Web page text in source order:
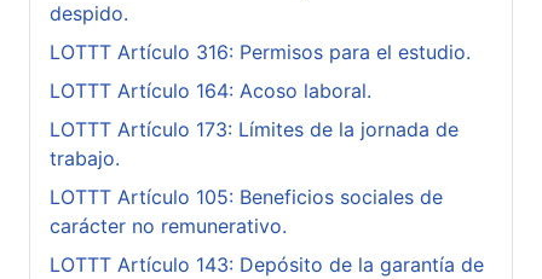
despido.
LOTTT Artículo 316: Permisos para el estudio.
LOTTT Artículo 164: Acoso laboral.
LOTTT Artículo 173: Límites de la jornada de
trabajo.
LOTTT Artículo 105: Beneficios sociales de
carácter no remunerativo.
LOTTT Artículo 143: Depósito de la garantía de